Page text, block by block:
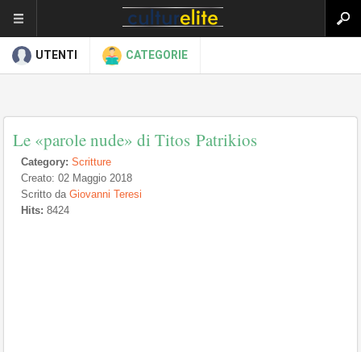
UTENTI CATEGORIE
Le «parole nude» di Titos Patrikios
Category: Scritture
Creato: 02 Maggio 2018
Scritto da Giovanni Teresi
Hits: 8424